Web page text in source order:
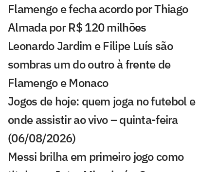
Flamengo e fecha acordo por Thiago
Almada por R$ 120 milhões
Leonardo Jardim e Filipe Luís são
sombras um do outro à frente de
Flamengo e Monaco
Jogos de hoje: quem joga no futebol e
onde assistir ao vivo – quinta-feira
(06/08/2026)
Messi brilha em primeiro jogo como